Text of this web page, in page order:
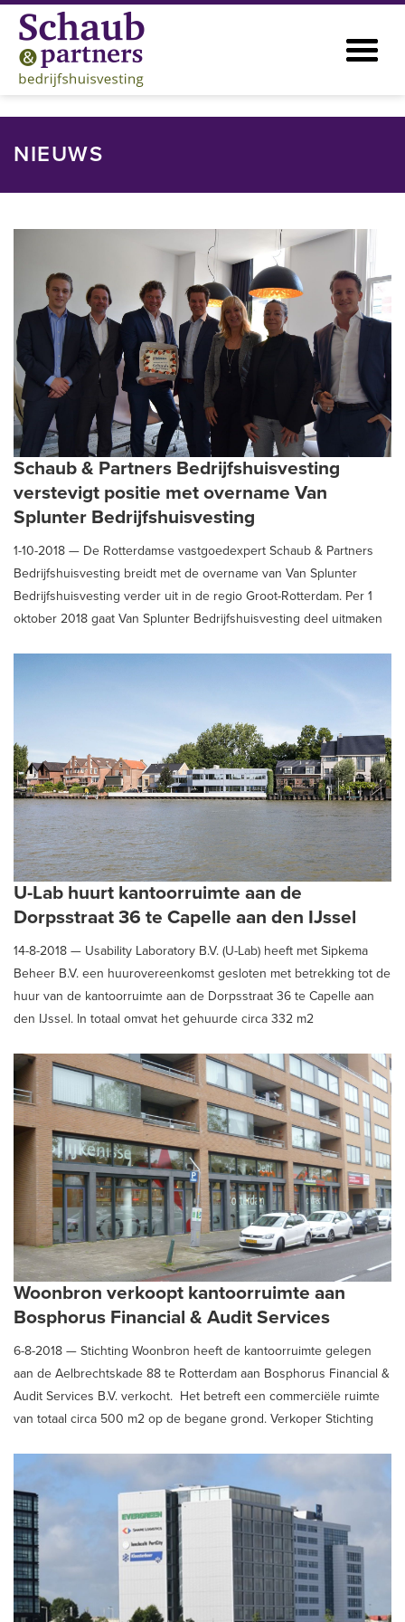
NIEUWS
Schaub & Partners Bedrijfshuisvesting
verstevigt positie met overname Van
Splunter Bedrijfshuisvesting
1-10-2018 — De Rotterdamse vastgoedexpert Schaub & Partners
Bedrijfshuisvesting breidt met de overname van Van Splunter
Bedrijfshuisvesting verder uit in de regio Groot-Rotterdam. Per 1
oktober 2018 gaat Van Splunter Bedrijfshuisvesting deel uitmaken
U-Lab huurt kantoorruimte aan de
Dorpsstraat 36 te Capelle aan den IJssel
14-8-2018 — Usability Laboratory B.V. (U-Lab) heeft met Sipkema
Beheer B.V. een huurovereenkomst gesloten met betrekking tot de
huur van de kantoorruimte aan de Dorpsstraat 36 te Capelle aan
den IJssel. In totaal omvat het gehuurde circa 332 m2
werd in deze geadviseerd en begeleid door Schaub & Partners
Bedrijfshuisvesting B.V.
Woonbron verkoopt kantoorruimte aan
Bosphorus Financial & Audit Services
6-8-2018 — Stichting Woonbron heeft de kantoorruimte gelegen
aan de Aelbrechtskade 88 te Rotterdam aan Bosphorus Financial &
Audit Services B.V. verkocht. Het betreft een commerciële ruimte
van totaal circa 500 m2 op de begane grond. Verkoper Stichting